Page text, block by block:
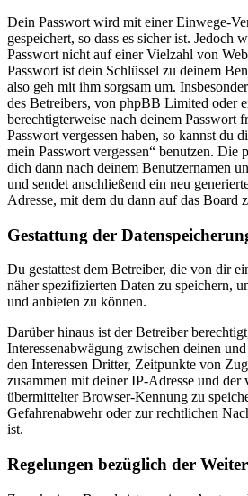
Dein Passwort wird mit einer Einwege-
gespeichert, so dass es sicher ist. Jedoch
Passwort nicht auf einer Vielzahl von
Passwort ist dein Schlüssel zu deinem
also geh mit ihm sorgsam um.
des Betreibers, von phpBB Limited oder
berechtigterweise nach deinem Passwort
Passwort vergessen haben, so kannst du
mein Passwort vergessen“ benutzen.
dich dann nach deinem Benutzernamen
und sendet anschließend ein neu
Adresse, mit dem du dann auf das Board
Gestattung der
Du gestattest dem Betreiber, die von dir
näher spezifizierten Daten zu speichern,
und anbieten zu können.
Darüber hinaus ist der Betreiber
Interessenabwägung zwischen deinen
den Interessen Dritter, Zeitpunkte von
zusammen mit deiner IP-Adresse und
übermittelter Browser-Kennung zu
Gefahrenabwehr oder zur rechtlichen
ist.
Regelungen bezüglich der